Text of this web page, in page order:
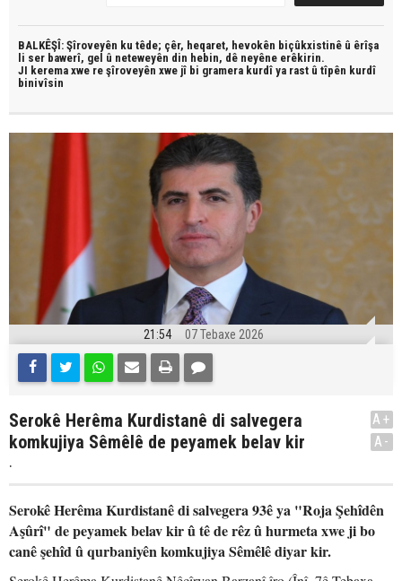
BALKÊŞÎ: Şîroveyên ku têde; çêr, heqaret, hevokên biçûkxistinê û êrîşa
li ser bawerî, gel û neteweyên din hebin, dê neyêne erêkirin.
JI kerema xwe re şîroveyên xwe jî bi gramera kurdî ya rast û tîpên kurdî
binivîsin
21:54 07 Tebaxe 2026
Serokê Herêma Kurdistanê di salvegera
komkujiya Sêmêlê de peyamek belav kir
.
A+
A-
Serokê Herêma Kurdistanê di salvegera 93ê ya "Roja Şehîdên
Aşûrî" de peyamek belav kir û tê de rêz û hurmeta xwe ji bo
canê şehîd û qurbaniyên komkujiya Sêmêlê diyar kir.